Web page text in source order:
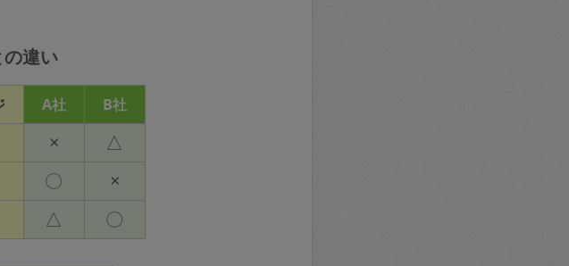
違い
A社
B社
× △
〇 ×
△ 〇